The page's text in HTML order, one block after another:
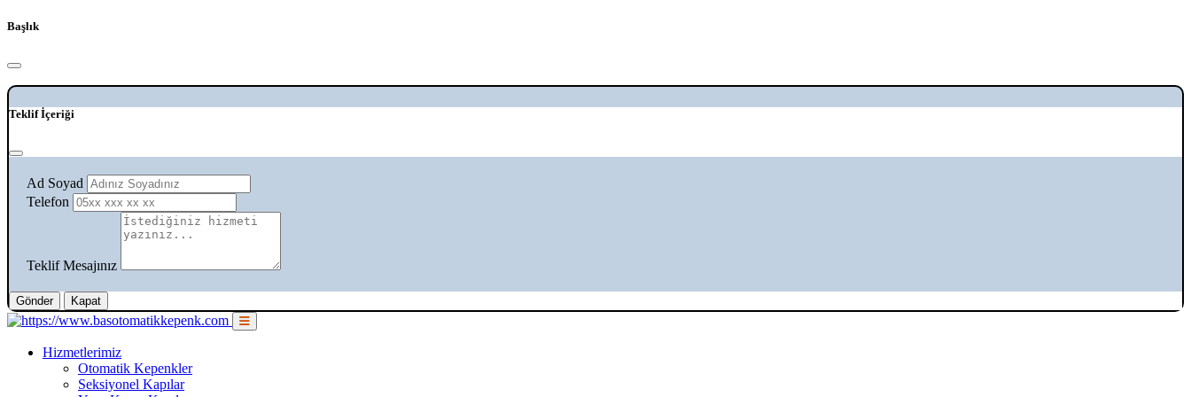
Başlık
Teklif İçeriği
Ad Soyad
Telefon
Teklif Mesajınız
Gönder Kapat
Hizmetlerimiz
Otomatik Kepenkler
Seksiyonel Kapılar